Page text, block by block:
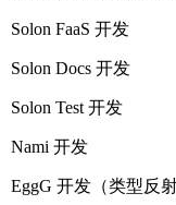
Solon FaaS 开发
Solon Docs 开发
Solon Test 开发
Nami 开发
EggG 开发（类型反射